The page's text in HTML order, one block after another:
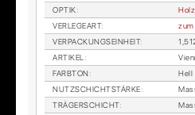
OP­TIK:
VER­LE­GE­ART:
zum
VER­PA­CKUNGS­EIN­HEIT:
AR­TI­KEL:
FARB­TON:
Hell
NUTZ­SCHICHT­STÄR­KE:
TRÄ­GER­SCHICHT: